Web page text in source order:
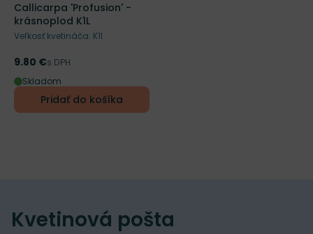
Callicarpa 'Profusion' -
krásnoplod K1L
Veľkosť kvetináča: K1l
Cena
9.80 €s DPH
Skladom
Pridať do košíka
Kvetinová pošta